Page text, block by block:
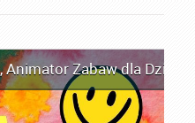
,Animator Zabaw dla Dzieci